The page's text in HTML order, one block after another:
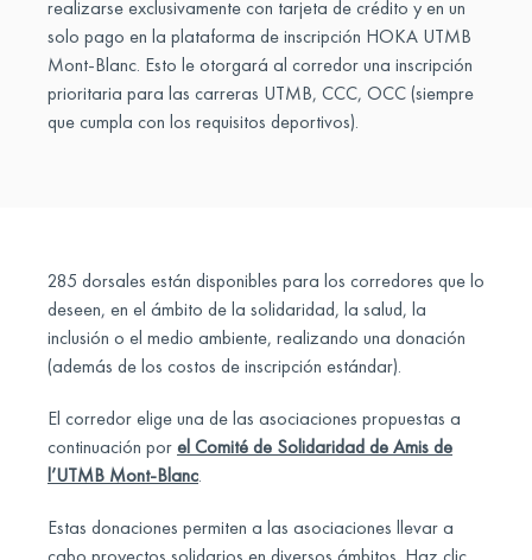
realizarse exclusivamente con tarjeta de crédito y en un
solo pago en la plataforma de inscripción HOKA UTMB
Mont-Blanc. Esto le otorgará al corredor una inscripción
prioritaria para las carreras UTMB, CCC, OCC (siempre
que cumpla con los requisitos deportivos).
285 dorsales están disponibles para los corredores que lo
deseen, en el ámbito de la solidaridad, la salud, la
inclusión o el medio ambiente, realizando una donación
(además de los costos de inscripción estándar).
El corredor elige una de las asociaciones propuestas a
continuación porel Comité de Solidaridad de Amis de
l’UTMB Mont-Blanc.
Estas donaciones permiten a las asociaciones llevar a